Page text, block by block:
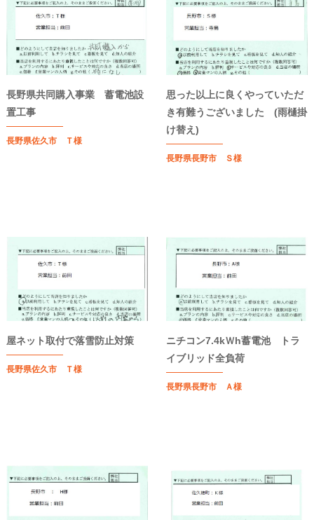
長野県共同購入事業 蓄電池設
置工事
長野県佐久市 Ｔ様
思った以上に良くやっていただ
き有難うございました (雨樋掛
け替え)
長野県長野市 Ｓ様
屋ネット取付で落雪防止対策
長野県佐久市 Ｔ様
ニチコン7.4kＷh蓄電池 トラ
イブリッド全負荷
長野県長野市 Ａ様